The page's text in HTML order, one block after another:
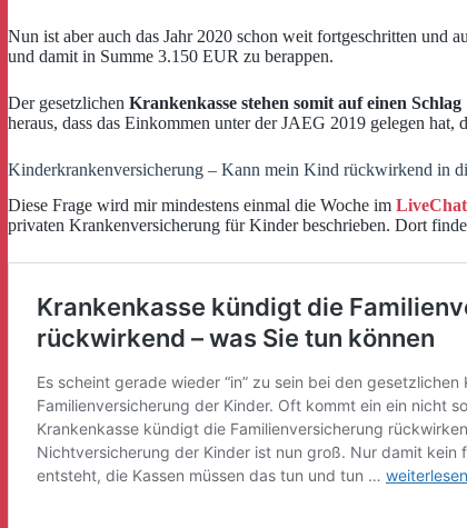
Nun ist aber auch das Jahr 2020 schon weit fortgeschritten und
und damit in Summe 3.150 EUR zu berappen.
Der gesetzlichen Krankenkasse stehen somit auf einen Schlag
heraus, dass das Einkommen unter der JAEG 2019 gelegen
Kinderkrankenversicherung – Kann mein Kind rückwirkend in
Diese Frage wird mir mindestens einmal die Woche im
privaten Krankenversicherung für Kinder beschrieben. Dort